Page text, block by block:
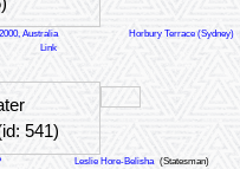
Australia Horbury Terrace (Sydney)
Link
Leslie Hore-Belisha (Statesman)